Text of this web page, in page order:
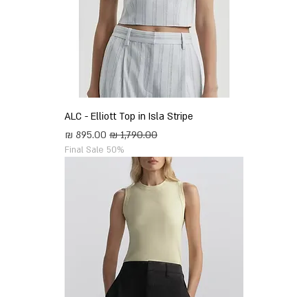
ALC - Elliott Top in Isla Stripe
מחיר רגיל
מחיר מבצע
Final Sale 50%